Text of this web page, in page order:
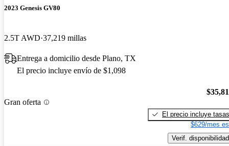
2023 Genesis GV80
2.5T AWD 37,219 millas
Entrega a domicilio desde Plano, TX
El precio incluye envío de $1,098
Gran oferta
El precio incluye tasas
$629/mes
Verif. disponibilidad